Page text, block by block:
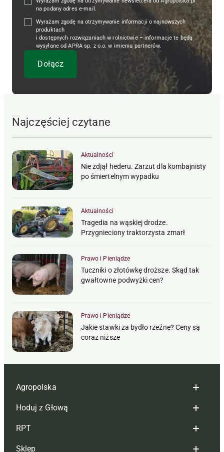
na podany adres e-mail.
Wyrażam zgodę na otrzymywanie informacji o najnowszych
produktach
i dostępnych rozwiązaniach w rolnictwie – informacje te będą
wysyłane od APRA sp. z o.o. w imieniu partnerów.
Najczęściej czytane
Aktualności
Nie zdjął hederu. Zarzut dla kombajnisty
po śmiertelnym wypadku
Aktualności
Tragedia na wąskiej drodze.
Przygnieciony traktorzysta zmarł
Prawo i Pieniądze
Tuczniki o złotówkę droższe. Skąd tak
gwałtowne podwyżki cen?
Prawo i Pieniądze
Jakie stawki za bydło rzeźne? Ceny są
coraz niższe
Agropolska
Redakcja
Reklama
Hoduj z Głową
Hoduj z głową bydło
RPT
Sklep